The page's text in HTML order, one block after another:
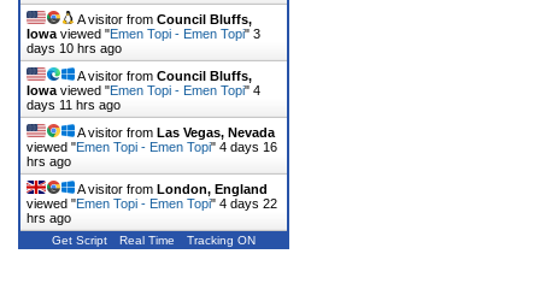
A visitor from Council Bluffs,
Iowa viewed "Emen Topi - Emen Topi" 3
days 10 hrs ago
A visitor from Council Bluffs,
Iowa viewed "Emen Topi - Emen Topi" 4
days 11 hrs ago
A visitor from Las Vegas, Nevada
viewed "Emen Topi - Emen Topi" 4 days 16
hrs ago
A visitor from London, England
viewed "Emen Topi - Emen Topi" 4 days 22
hrs ago
Get Script Real Time Tracking ON